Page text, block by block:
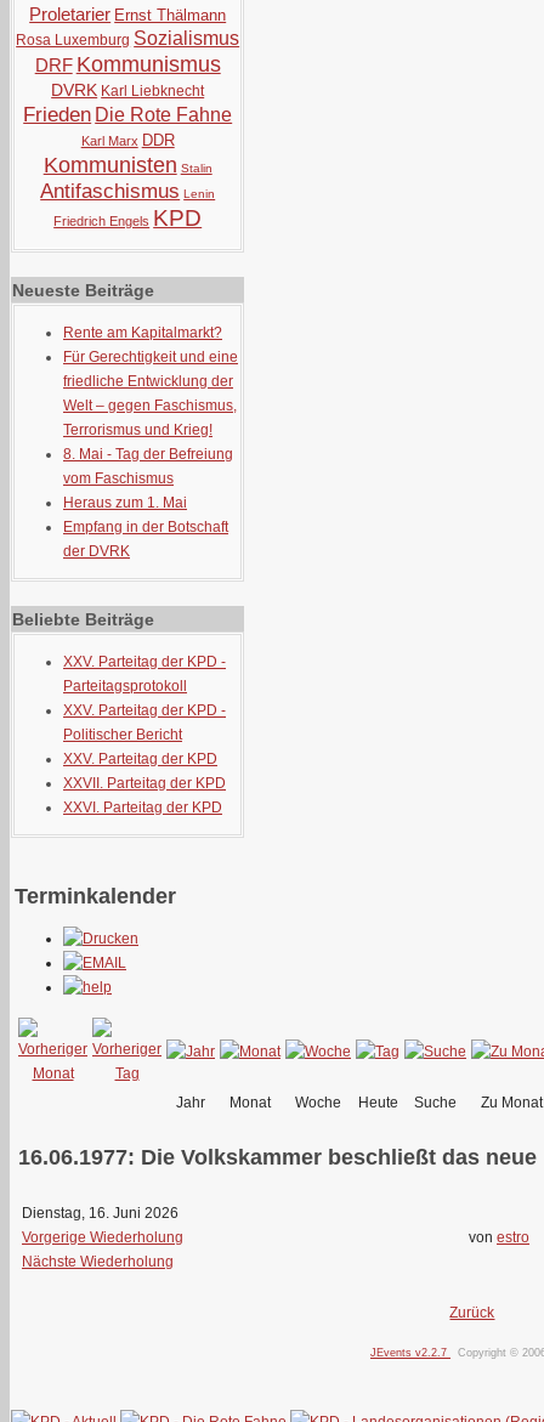
Proletarier Ernst Thälmann
Rosa Luxemburg Sozialismus
DRF Kommunismus
DVRK Karl Liebknecht
Frieden Die Rote Fahne
Karl Marx DDR
Kommunisten Stalin
Antifaschismus Lenin
Friedrich Engels KPD
Neueste Beiträge
Rente am Kapitalmarkt?
Für Gerechtigkeit und eine
friedliche Entwicklung der
Welt – gegen Faschismus,
Terrorismus und Krieg!
8. Mai - Tag der Befreiung
vom Faschismus
Heraus zum 1. Mai
Empfang in der Botschaft
der DVRK
Beliebte Beiträge
XXV. Parteitag der KPD -
Parteitagsprotokoll
XXV. Parteitag der KPD -
Politischer Bericht
XXV. Parteitag der KPD
XXVII. Parteitag der KPD
XXVI. Parteitag der KPD
Terminkalender
Jahr Monat Woche Heute Suche Zu Monat
16.06.1977: Die Volkskammer beschließt das
Dienstag, 16. Juni 2026
Vorgerige Wiederholung
Nächste Wiederholung
von estro
Zurück
JEvents v2.2.7 Copyright ©